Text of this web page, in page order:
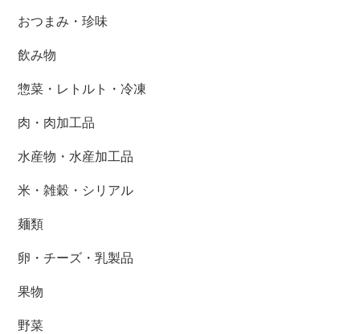
おつまみ・珍味
飲み物
惣菜・レトルト・冷凍
肉・肉加工品
水産物・水産加工品
米・雑穀・シリアル
麺類
卵・チーズ・乳製品
果物
野菜